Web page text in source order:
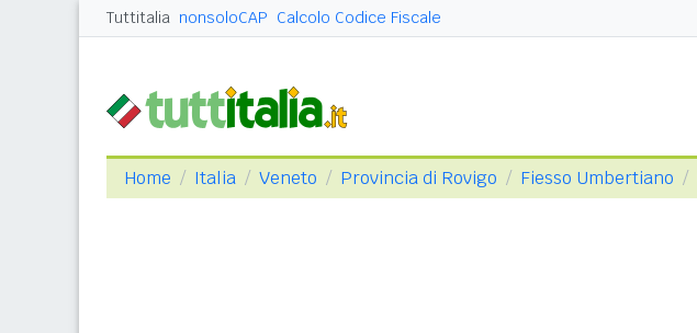
Tuttitalia nonsoloCAP Calcolo Codice Fiscale
Home Italia Veneto Provincia di Rovigo Fiesso Umbertiano